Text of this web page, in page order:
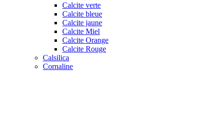
Calcite verte
Calcite bleue
Calcite jaune
Calcite Miel
Calcite Orange
Calcite Rouge
Calsilica
Cornaline